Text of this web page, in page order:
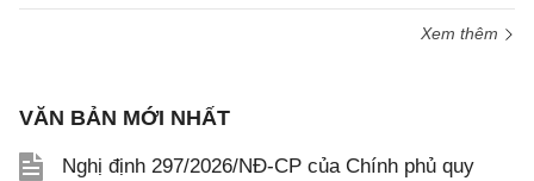
Xem thêm
VĂN BẢN MỚI NHẤT
Nghị định 297/2026/NĐ-CP của Chính phủ quy